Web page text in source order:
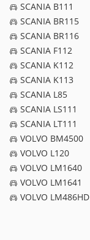
SCANIA B111
SCANIA BR115
SCANIA BR116
SCANIA F112
SCANIA K112
SCANIA K113
SCANIA L85
SCANIA LS111
SCANIA LT111
VOLVO BM4500
VOLVO L120
VOLVO LM1640
VOLVO LM1641
VOLVO LM486HD